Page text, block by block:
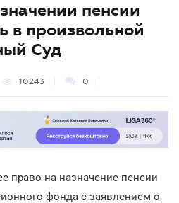
пенсии
в произвольной
Суд
10243 0
право на назначение пенсии
фонда с заявлением о